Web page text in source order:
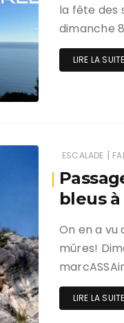
la fête des
dimanche
LIRE LA SUITE
ESCALADE |
bleus
On en a vu
mûres!
LIRE LA SUITE